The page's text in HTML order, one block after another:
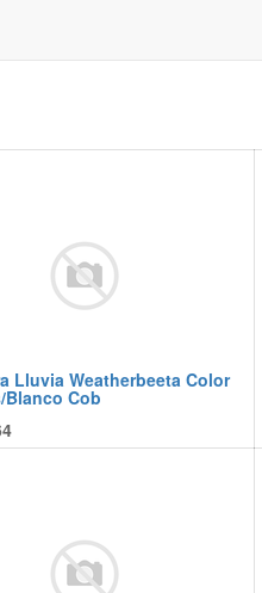
Lluvia Weatherbeeta Color
Blanco Cob